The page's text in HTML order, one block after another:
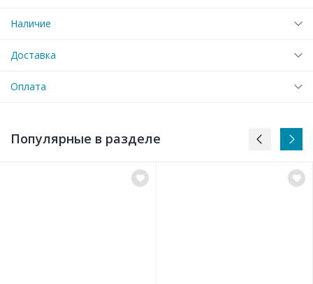
Наличие
Доставка
Оплата
Популярные в разделе